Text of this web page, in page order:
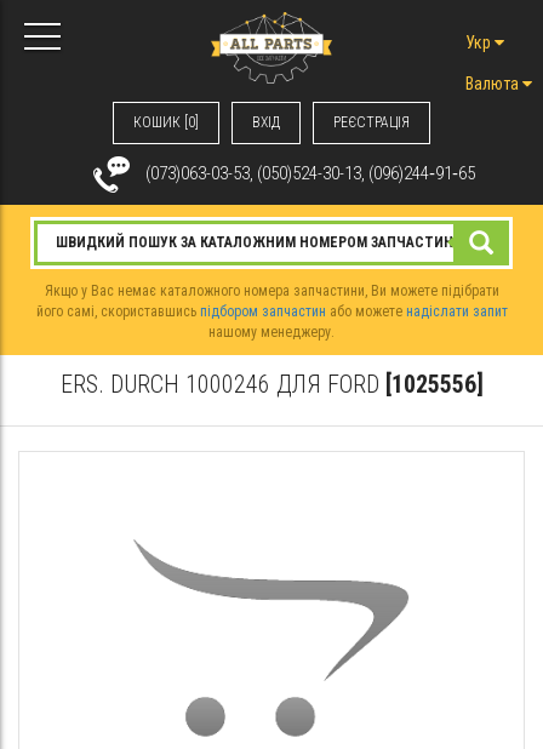
КОШИК [0] ВХIД РЕЄСТРАЦІЯ
Укр
Валюта
(073)063-03-53, (050)524-30-13, (096)244‑91‑65
Якщо у Вас немає каталожного номера запчастини, Ви можете підібрати
його самі, скориставшись підбором запчастин або можете надіслати запит
нашому менеджеру.
ERS. DURCH 1000246 ДЛЯ FORD [1025556]